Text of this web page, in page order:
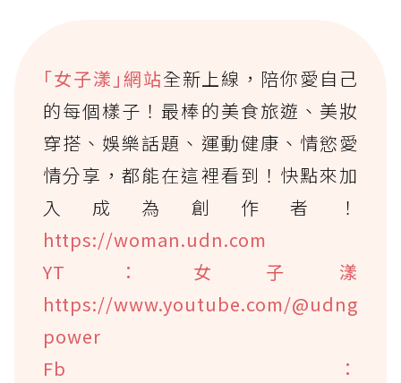
｢女子漾｣網站全新上線，陪你愛自己
的每個樣子！最棒的美食旅遊、美妝
穿搭、娛樂話題、運動健康、情慾愛
情分享，都能在這裡看到！快點來加
入成為創作者！
https://woman.udn.com
YT：女子漾
https://www.youtube.com/@udng
power
Fb：